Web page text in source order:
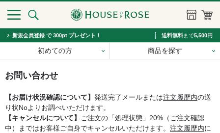
新規会員登録 で 300pt プレゼント！ 送料無料まで5,500円
初めての方 商品を探す
お問い合わせ
【お届け状況確認について】 発送完了メールまたは注文履歴内の送
り状Noよりお調べいただけます。
【キャンセルについて】 ご注文の「処理状態」20%（ご注文確認
中）まではお客様ご自身でキャンセルいただけます。 注文履歴内に